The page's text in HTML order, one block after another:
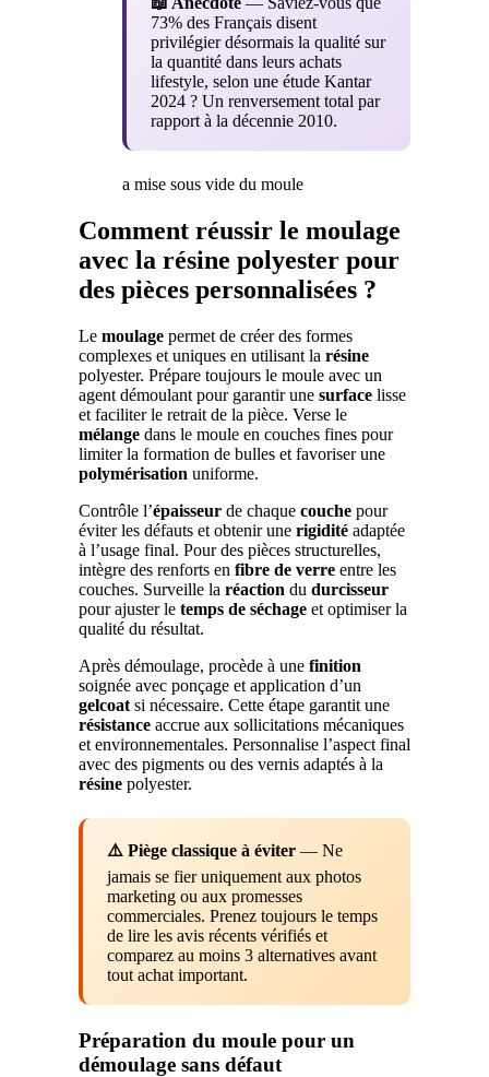
73% des Français disent
privilégier désormais la qualité sur
la quantité dans leurs achats
lifestyle, selon une étude Kantar
2024 ? Un renversement total par
rapport à la décennie 2010.
a mise sous vide du moule
Comment réussir le moulage
avec la résine polyester pour
des pièces personnalisées ?
Le moulage permet de créer des formes
complexes et uniques en utilisant la résine
polyester. Prépare toujours le moule avec un
agent démoulant pour garantir une surface lisse
et faciliter le retrait de la pièce. Verse le
mélange dans le moule en couches fines pour
limiter la formation de bulles et favoriser une
polymérisation uniforme.
Contrôle l’épaisseur de chaque couche pour
éviter les défauts et obtenir une rigidité adaptée
à l’usage final. Pour des pièces structurelles,
intègre des renforts en fibre de verre entre les
couches. Surveille la réaction du durcisseur
pour ajuster le temps de séchage et optimiser la
qualité du résultat.
Après démoulage, procède à une finition
soignée avec ponçage et application d’un
gelcoat si nécessaire. Cette étape garantit une
résistance accrue aux sollicitations mécaniques
et environnementales. Personnalise l’aspect final
avec des pigments ou des vernis adaptés à la
résine polyester.
⚠️ Piège classique à éviter — Ne
jamais se fier uniquement aux photos
marketing ou aux promesses
commerciales. Prenez toujours le temps
de lire les avis récents vérifiés et
comparez au moins 3 alternatives avant
tout achat important.
Préparation du moule pour un
démoulage sans défaut